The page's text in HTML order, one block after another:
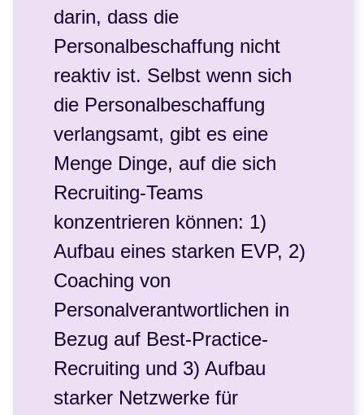
darin, dass die
Personalbeschaffung nicht
reaktiv ist. Selbst wenn sich
die Personalbeschaffung
verlangsamt, gibt es eine
Menge Dinge, auf die sich
Recruiting-Teams
konzentrieren können: 1)
Aufbau eines starken EVP, 2)
Coaching von
Personalverantwortlichen in
Bezug auf Best-Practice-
Recruiting und 3) Aufbau
starker Netzwerke für